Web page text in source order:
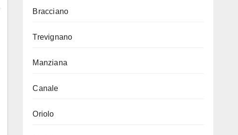
Bracciano
Trevignano
Manziana
Canale
Oriolo